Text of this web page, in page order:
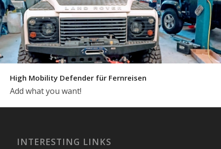
High Mobility Defender für Fernreisen
Add what you want!
INTERESTING LINKS